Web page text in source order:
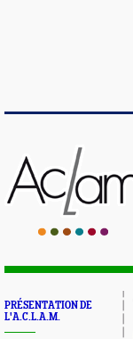
PRÉSENTATION DE
L'A.C.L.A.M.